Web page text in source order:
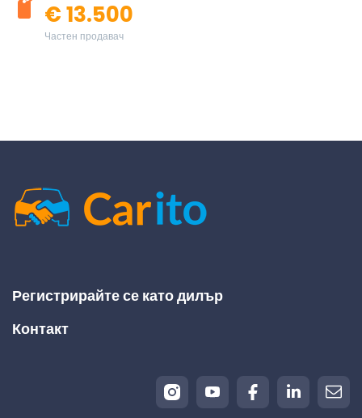
€ 13.500
Частен продавач
Регистрирайте се като дилър
Контакт